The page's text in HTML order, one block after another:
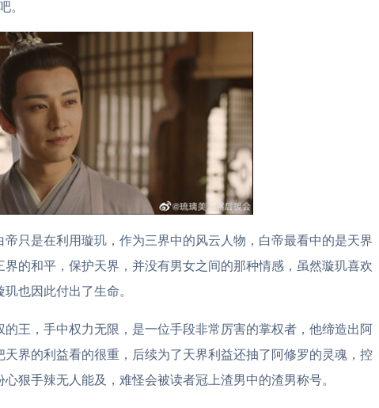
帝只是在利用璇玑，作为三界中的风云人物，白帝最看中的是天界
的和平，保护天界，并没有男女之间的那种情感，虽然璇玑喜欢
也因此付出了生命。
的王，手中权力无限，是一位手段非常厉害的掌权者，他缔造出阿
界的利益看的很重，后续为了天界利益还抽了阿修罗的灵魂，控
狠手辣无人能及，难怪会被读者冠上渣男中的渣男称号。